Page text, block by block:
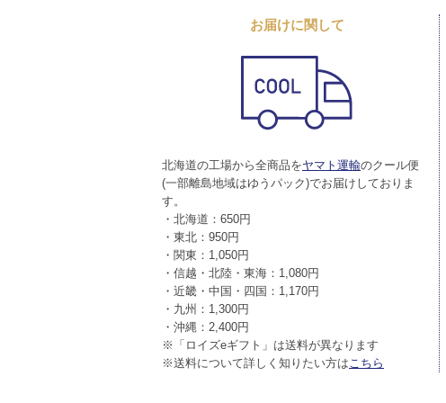
お届けに関して
北海道の工場から全商品をヤマト運輸のクール便
(一部離島地域はゆうパック)でお届けしておりま
す。
・北海道：650円
・東北：950円
・関東：1,050円
・信越・北陸・東海：1,080円
・近畿・中国・四国：1,170円
・九州：1,300円
・沖縄：2,400円
※「ロイズeギフト」は送料が異なります
※送料について詳しく知りたい方はこちら